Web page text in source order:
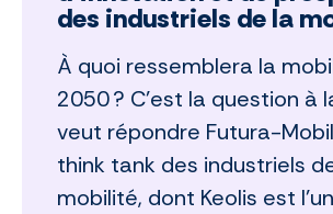
des industriels de la
À quoi ressemblera la
2050 ? C’est la question à
veut répondre Futura-
think tank des industriels
mobilité, dont Keolis est